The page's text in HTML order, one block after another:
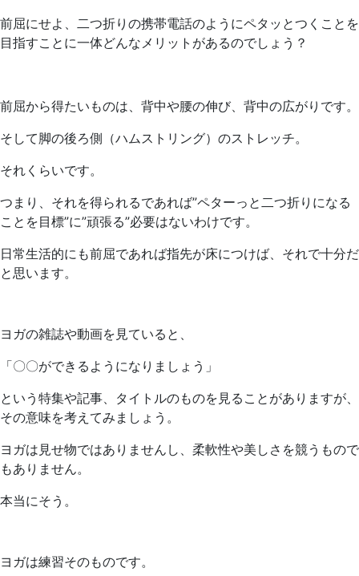
前屈にせよ、二つ折りの携帯電話のようにペタッとつくことを
目指すことに一体どんなメリットがあるのでしょう？
前屈から得たいものは、背中や腰の伸び、背中の広がりです。
そして脚の後ろ側（ハムストリング）のストレッチ。
それくらいです。
つまり、それを得られるであれば”ペターっと二つ折りになる
ことを目標”に”頑張る”必要はないわけです。
日常生活的にも前屈であれば指先が床につけば、それで十分だ
と思います。
ヨガの雑誌や動画を見ていると、
「〇〇ができるようになりましょう」
という特集や記事、タイトルのものを見ることがありますが、
その意味を考えてみましょう。
ヨガは見せ物ではありませんし、柔軟性や美しさを競うもので
もありません。
本当にそう。
ヨガは練習そのものです。